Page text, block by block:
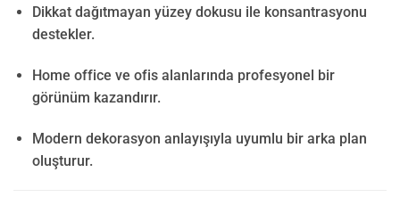
Dikkat dağıtmayan yüzey dokusu ile konsantrasyonu
destekler.
Home office ve ofis alanlarında profesyonel bir
görünüm kazandırır.
Modern dekorasyon anlayışıyla uyumlu bir arka plan
oluşturur.